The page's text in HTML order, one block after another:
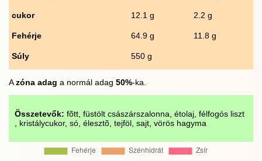
cukor 12.1 g 2.2 g
Fehérje 64.9 g 11.8 g
Súly 550 g
Azóna adag a normál adag 50%-ka.
Összetevők: fõtt, füstölt császárszalonna, étolaj, félfogós liszt
, kristálycukor, só, élesztõ, tejföl, sajt, vörös hagyma